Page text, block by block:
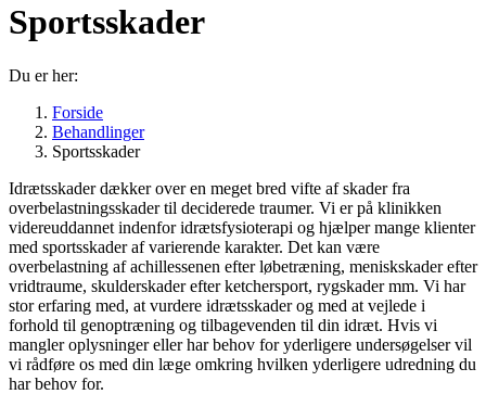
Sportsskader
Du er her:
Forside
Behandlinger
Sportsskader
Idrætsskader dækker over en meget bred vifte af skader fra
overbelastningsskader til deciderede traumer. Vi er på klinikken
videreuddannet indenfor idrætsfysioterapi og hjælper mange klienter
med sportsskader af varierende karakter. Det kan være
overbelastning af achillessenen efter løbetræning, meniskskader efter
vridtraume, skulderskader efter ketchersport, rygskader mm. Vi har
stor erfaring med, at vurdere idrætsskader og med at vejlede i
forhold til genoptræning og tilbagevenden til din idræt. Hvis vi
mangler oplysninger eller har behov for yderligere undersøgelser vil
vi rådføre os med din læge omkring hvilken yderligere udredning du
har behov for.